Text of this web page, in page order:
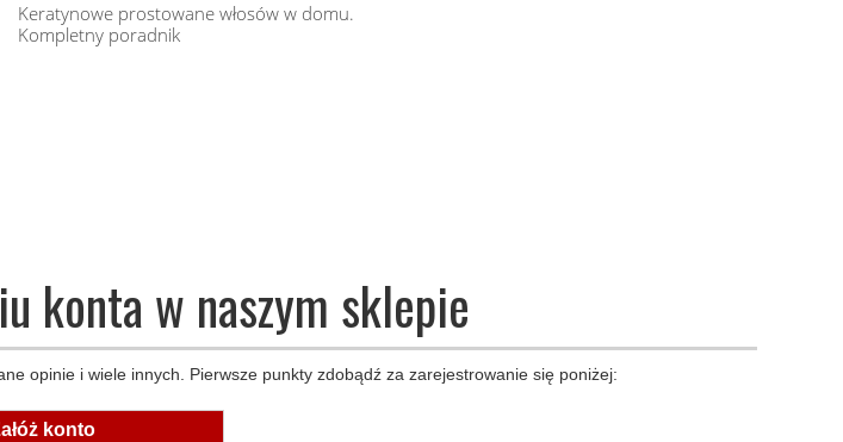
Keratynowe prostowane włosów w domu.
Kompletny poradnik
konta w naszym sklepie
opinie i wiele innych. Pierwsze punkty zdobądź za zarejestrowanie się poniżej:
konto